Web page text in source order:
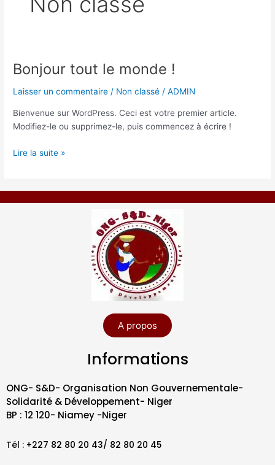
Bonjour tout le monde !
Laisser un commentaire / Non classé /ADMIN
Bienvenue sur WordPress. Ceci est votre premier article.
Modifiez-le ou supprimez-le, puis commencez à écrire !
Bonjour
le
monde !
Lire la suite »
A propos
Informations
ONG- S&D- Organisation Non Gouvernementale-
Solidarité & Développement- Niger
BP : 12 120- Niamey -Niger
Tél : +227 82 80 20 43/ 82 80 20 45